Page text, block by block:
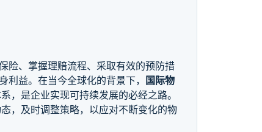
险、掌握理赔流程、采取有效的预防措
益。在当今全球化的背景下， 国际物
，是企业实现可持续发展的必经之路。
，及时调整策略，以应对不断变化的物